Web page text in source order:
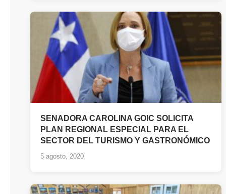
SENADORA CAROLINA GOIC SOLICITA
PLAN REGIONAL ESPECIAL PARA EL
SECTOR DEL TURISMO Y GASTRONÓMICO
5 agosto, 2020